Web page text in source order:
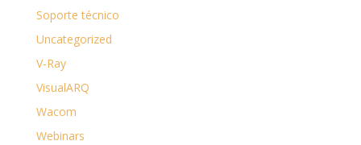
Soporte técnico
Uncategorized
V-Ray
VisualARQ
Wacom
Webinars